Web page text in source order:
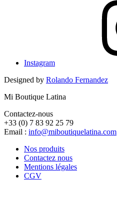
Instagram
Designed by Rolando Fernandez
Mi Boutique Latina
Contactez-nous
+33 (0) 7 83 92 25 79
Email : info@miboutiquelatina.com
Nos produits
Contactez nous
Mentions légales
CGV